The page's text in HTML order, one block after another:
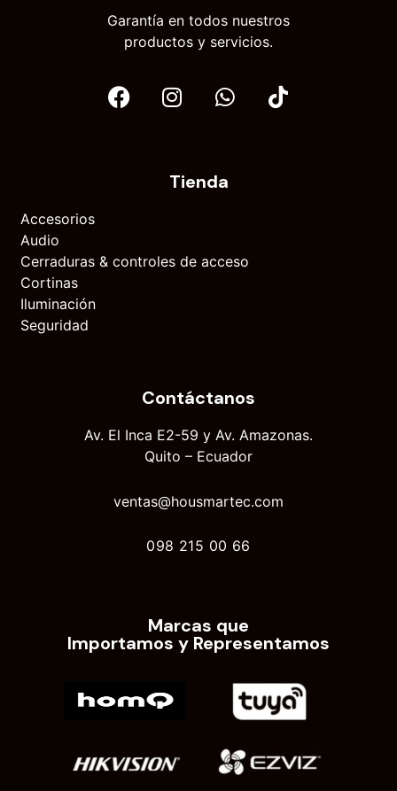
Garantía en todos nuestros
productos y servicios.
Tienda
Accesorios
Audio
Cerraduras & controles de acceso
Cortinas
Iluminación
Seguridad
Contáctanos
Av. El Inca E2-59 y Av. Amazonas.
Quito – Ecuador
ventas@housmartec.com
098 215 00 66
Marcas que
Importamos y Representamos